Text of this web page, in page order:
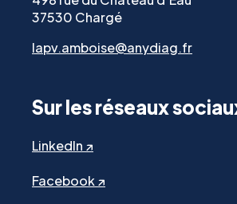
37530 Chargé
lapv.amboise@anydiag.fr
Sur les réseaux
LinkedIn ↗
Facebook ↗